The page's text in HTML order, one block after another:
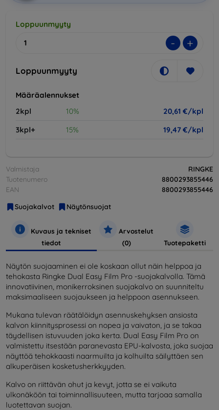
Loppuunmyyty
- +
Loppuunmyyty
Määräalennukset
2kpl
10%
20,61 €/kpl
3kpl+
15% 19,47 €/kpl
Valmistaja
RINGKE
Tuotenumero
8800293855446
EAN
8800293855446
Suojakalvot
Näytönsuojat
Kuvaus ja tekniset
tiedot
Arvostelut
(0)
Tuotepaketti
Näytön suojaaminen ei ole koskaan ollut näin helppoa ja
tehokasta Ringke Dual Easy Film Pro -suojakalvolla. Tämä
innovatiivinen, monikerroksinen suojakalvo on suunniteltu
maksimaaliseen suojaukseen ja helppoon asennukseen.
Mukana tulevan räätälöidyn asennuskehyksen ansiosta
kalvon kiinnitysprosessi on nopea ja vaivaton, ja se takaa
täydellisen istuvuuden joka kerta. Dual Easy Film Pro on
valmistettu itsestään paranevasta EPU-kalvosta, joka suojaa
näyttöä tehokkaasti naarmuilta ja kolhuilta säilyttäen sen
alkuperäisen kosketusherkkyyden.
Kalvo on riittävän ohut ja kevyt, jotta se ei vaikuta
ulkonäköön tai toiminnallisuuteen, mutta tarjoaa samalla
luotettavan suojan.